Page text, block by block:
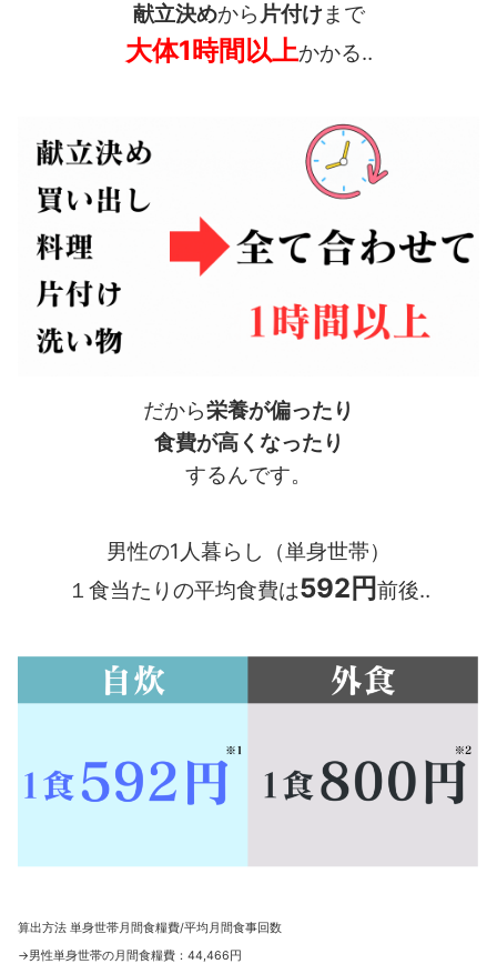
献立決めから 片付けまで
大体1時間以上かかる‥
だから栄養が偏ったり
食費が高くなったり
するんです。
男性の1人暮らし（単身世帯）
１食当たりの平均食費は592円前後‥
算出方法 単身世帯月間食糧費/平均月間食事回数
→男性単身世帯の月間食糧費：44,466円